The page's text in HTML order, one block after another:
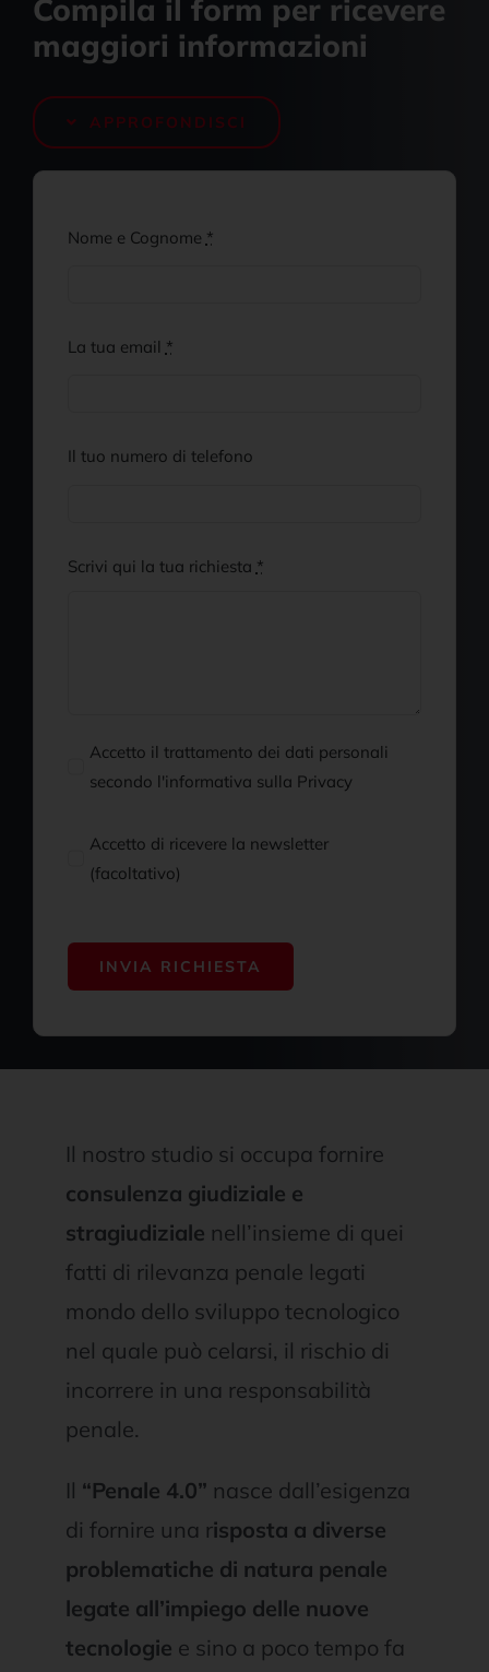
Compila il form per ricevere
maggiori informazioni
APPROFONDISCI
Nome e Cognome *
La tua email *
Il tuo numero di telefono
Scrivi qui la tua richiesta *
Accetto il trattamento dei dati personali
secondo l'informativa sulla Privacy
Accetto di ricevere la newsletter
(facoltativo)
INVIA RICHIESTA
Il nostro studio si occupa fornire
consulenza giudiziale e
stragiudiziale nell’insieme di quei
fatti di rilevanza penale legati
mondo dello sviluppo tecnologico
nel quale può celarsi, il rischio di
incorrere in una responsabilità
penale.
Il “Penale 4.0” nasce dall’esigenza
di fornire una risposta a diverse
problematiche di natura penale
legate all’impiego delle nuove
tecnologie e sino a poco tempo fa